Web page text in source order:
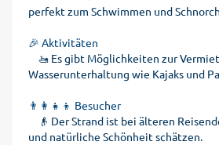
perfekt zum Schwimmen und
🎉 Aktivitäten
🚤 Es gibt Möglichkeiten zur
Wasserunterhaltung wie Kajaks und
👨‍👩‍👧‍👦 Besucher
👴 Der Strand ist bei älteren
und natürliche Schönheit schätzen.